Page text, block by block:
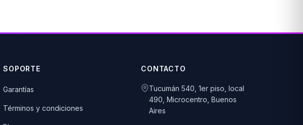
SOPORTE
Garantías
Términos y condiciones
CONTACTO
Tucumán 540, 1er piso, local
490, Microcentro, Buenos
Aires